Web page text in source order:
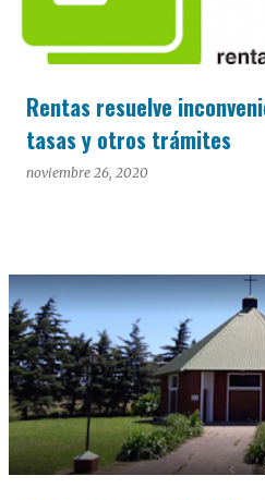
Rentas resuelve
tasas y otros trámites
noviembre 26, 2020